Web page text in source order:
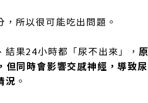
所以很可能吃出問題。
果24小時都「尿不出來」，
同時會影響交感神經，導致
況 。